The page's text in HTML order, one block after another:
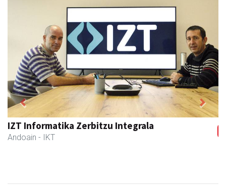
Kulunka aeroyoga zentroa
Andoain - Aeroyoga
Previous Next